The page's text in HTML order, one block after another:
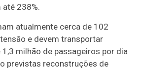
238%.
atualmente cerca de 102
e devem transportar
milhão de passageiros por dia
previstas reconstruções de